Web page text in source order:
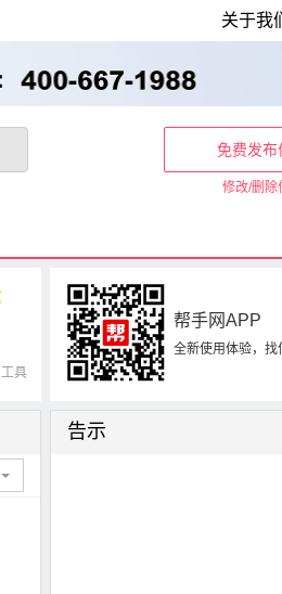
关于我们
免费发布
修改/删除
工具
帮手网APP
全新使用体验，找
告示